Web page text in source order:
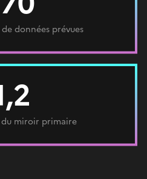
données prévues
miroir primaire